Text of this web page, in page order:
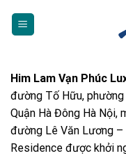
Him Lam Vạn Phúc
đường Tố Hữu,
Quận Hà Đông Hà Nội,
đường Lê Văn Lương –
Residence được khởi